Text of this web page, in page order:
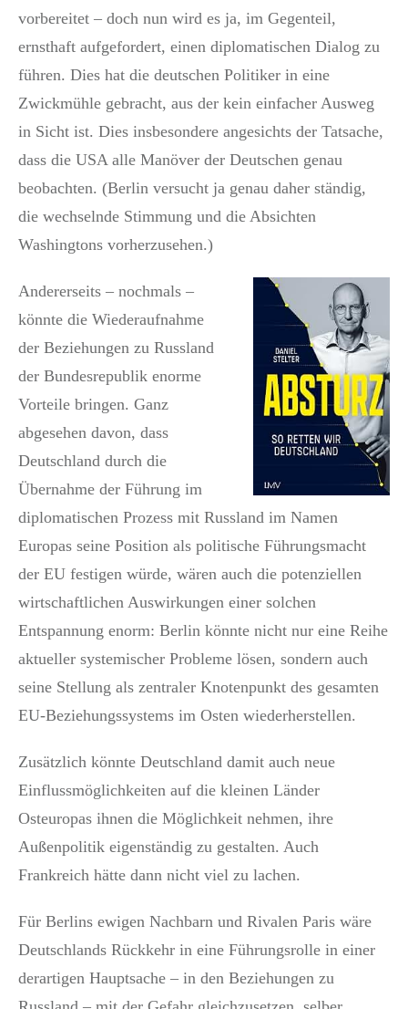
vorbereitet – doch nun wird es ja, im Gegenteil,
ernsthaft aufgefordert, einen diplomatischen Dialog zu
führen. Dies hat die deutschen Politiker in eine
Zwickmühle gebracht, aus der kein einfacher Ausweg
in Sicht ist. Dies insbesondere angesichts der Tatsache,
dass die USA alle Manöver der Deutschen genau
beobachten. (Berlin versucht ja genau daher ständig,
die wechselnde Stimmung und die Absichten
Washingtons vorherzusehen.)
Andererseits – nochmals –
könnte die Wiederaufnahme
der Beziehungen zu Russland
der Bundesrepublik enorme
Vorteile bringen. Ganz
abgesehen davon, dass
Deutschland durch die
Übernahme der Führung im
diplomatischen Prozess mit Russland im Namen
Europas seine Position als politische Führungsmacht
der EU festigen würde, wären auch die potenziellen
wirtschaftlichen Auswirkungen einer solchen
Entspannung enorm: Berlin könnte nicht nur eine Reihe
aktueller systemischer Probleme lösen, sondern auch
seine Stellung als zentraler Knotenpunkt des gesamten
EU-Beziehungssystems im Osten wiederherstellen.
Zusätzlich könnte Deutschland damit auch neue
Einflussmöglichkeiten auf die kleinen Länder
Osteuropas ihnen die Möglichkeit nehmen, ihre
Außenpolitik eigenständig zu gestalten. Auch
Frankreich hätte dann nicht viel zu lachen.
Für Berlins ewigen Nachbarn und Rivalen Paris wäre
Deutschlands Rückkehr in eine Führungsrolle in einer
derartigen Hauptsache – in den Beziehungen zu